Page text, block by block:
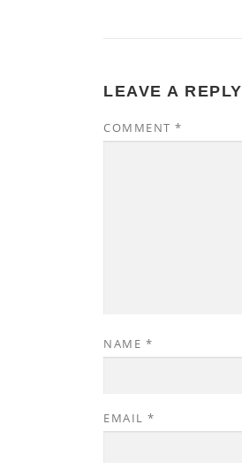
LEAVE A REPLY
COMMENT *
NAME *
EMAIL *